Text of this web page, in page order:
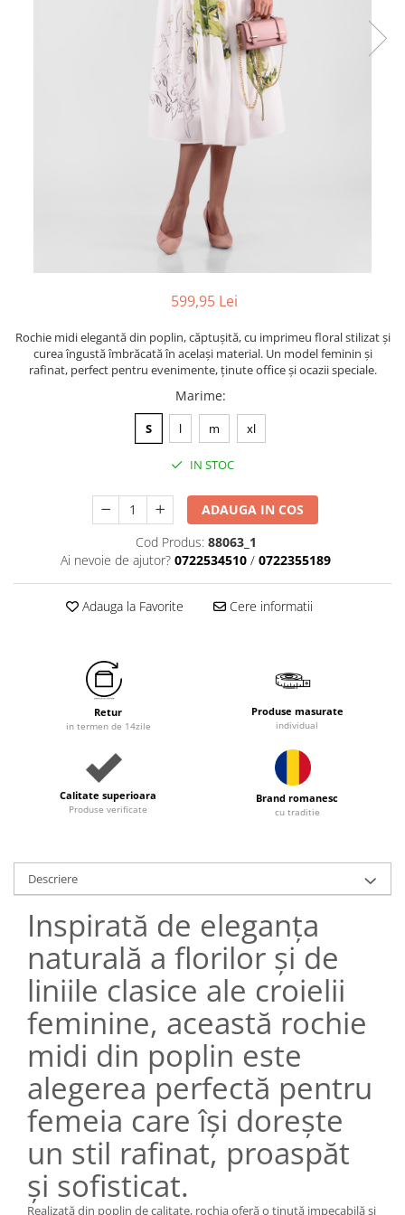
599,95 Lei
Rochie midi elegantă din poplin, căptușită, cu imprimeu floral stilizat și
curea îngustă îmbrăcată în același material. Un model feminin și
rafinat, perfect pentru evenimente, ținute office și ocazii speciale.
Marime:
S l m xl
IN STOC
ADAUGA IN COS
Cod Produs: 88063_1
Ai nevoie de ajutor? 0722534510 / 0722355189
Adauga la Favorite Cere informatii
Retur
in termen de 14zile
Produse masurate
individual
Calitate superioara
Produse verificate
Brand romanesc
cu traditie
Descriere
Inspirată de eleganța
naturală a florilor și de
liniile clasice ale croielii
feminine, această rochie
midi din poplin este
alegerea perfectă pentru
femeia care își dorește
un stil rafinat, proaspăt
și sofisticat.
Realizată din poplin de calitate, rochia oferă o ținută impecabilă și